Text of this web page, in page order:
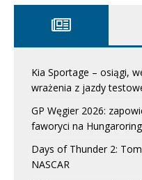
Kia Sportage – osiągi,
wrażenia z jazdy
GP Węgier 2026:
faworyci na
Days of Thunder 2:
NASCAR